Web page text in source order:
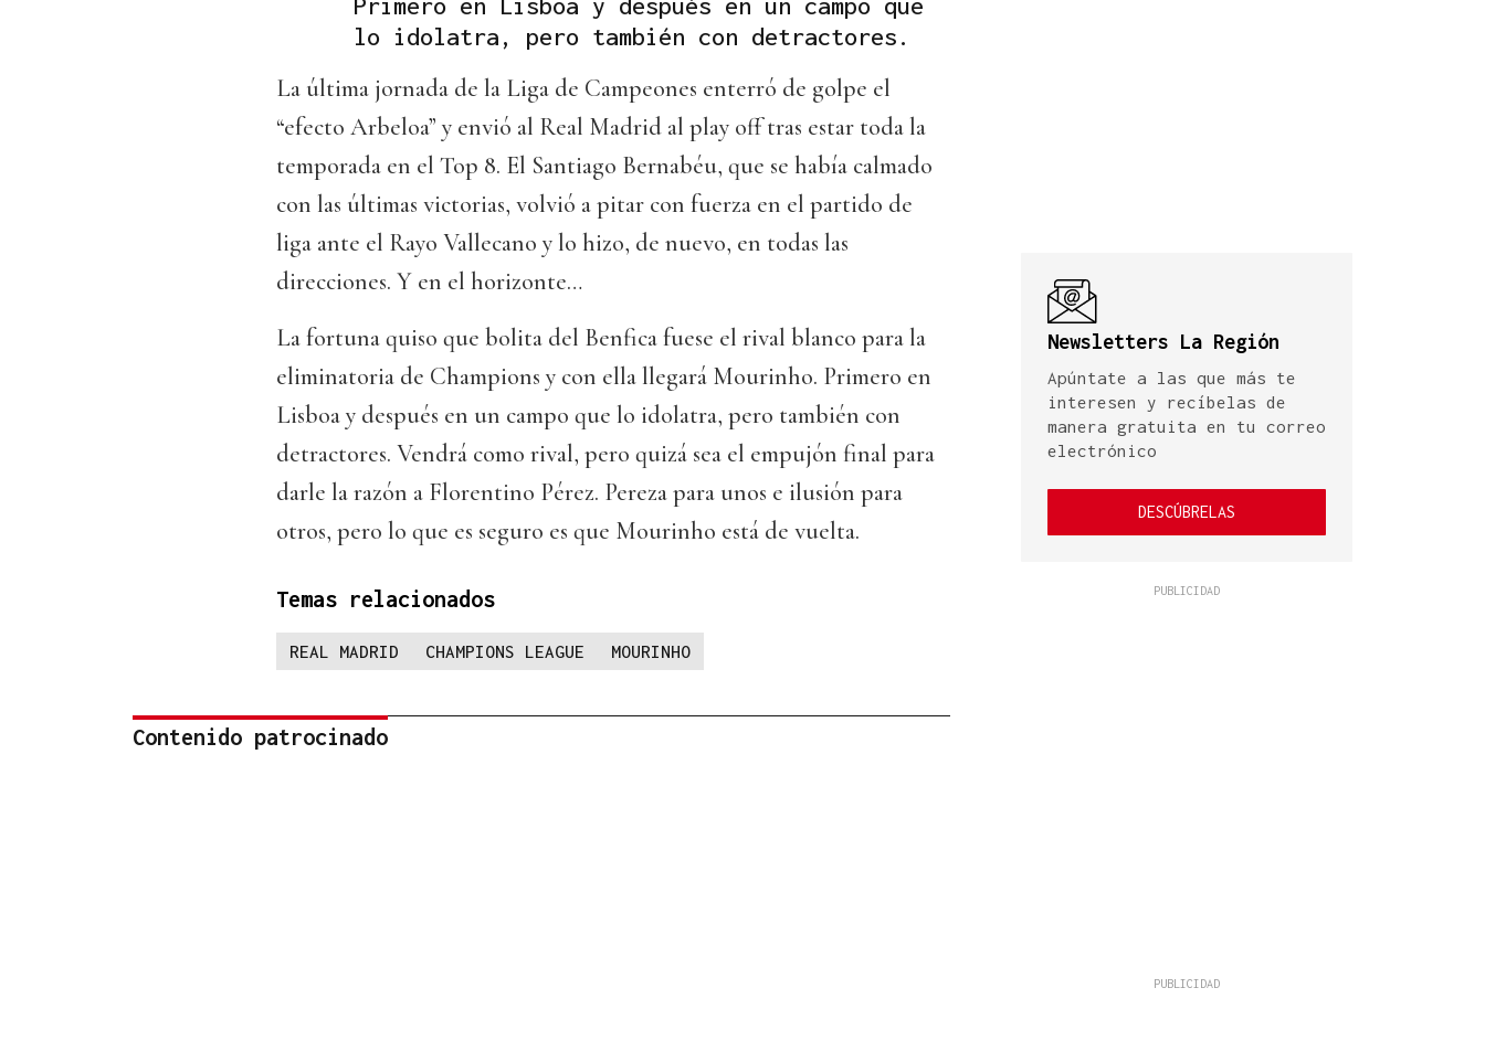
lo idolatra, pero también con detractores.
La última jornada de la Liga de Campeones enterró de golpe el
“efecto Arbeloa” y envió al Real Madrid al play off tras estar toda la
temporada en el Top 8. El Santiago Bernabéu, que se había calmado
con las últimas victorias, volvió a pitar con fuerza en el partido de
liga ante el Rayo Vallecano y lo hizo, de nuevo, en todas las
direcciones. Y en el horizonte…
La fortuna quiso que bolita del Benfica fuese el rival blanco para la
eliminatoria de Champions y con ella llegará Mourinho. Primero en
Lisboa y después en un campo que lo idolatra, pero también con
detractores. Vendrá como rival, pero quizá sea el empujón final para
darle la razón a Florentino Pérez. Pereza para unos e ilusión para
otros, pero lo que es seguro es que Mourinho está de vuelta.
Temas relacionados
REAL MADRID CHAMPIONS LEAGUE MOURINHO
Contenido patrocinado
Newsletters La Región
Apúntate a las que más te
interesen y recíbelas de
manera gratuita en tu correo
electrónico
DESCÚBRELAS